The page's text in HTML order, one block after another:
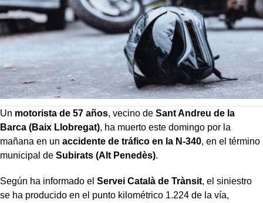
Un motorista de 57 años, vecino de Sant Andreu de la
Barca (Baix Llobregat), ha muerto este domingo por la
mañana en un accidente de tráfico en la N-340, en el término
municipal de Subirats (Alt Penedès).
Según ha informado el Servei Català de Trànsit, el siniestro
se ha producido en el punto kilométrico 1.224 de la vía,